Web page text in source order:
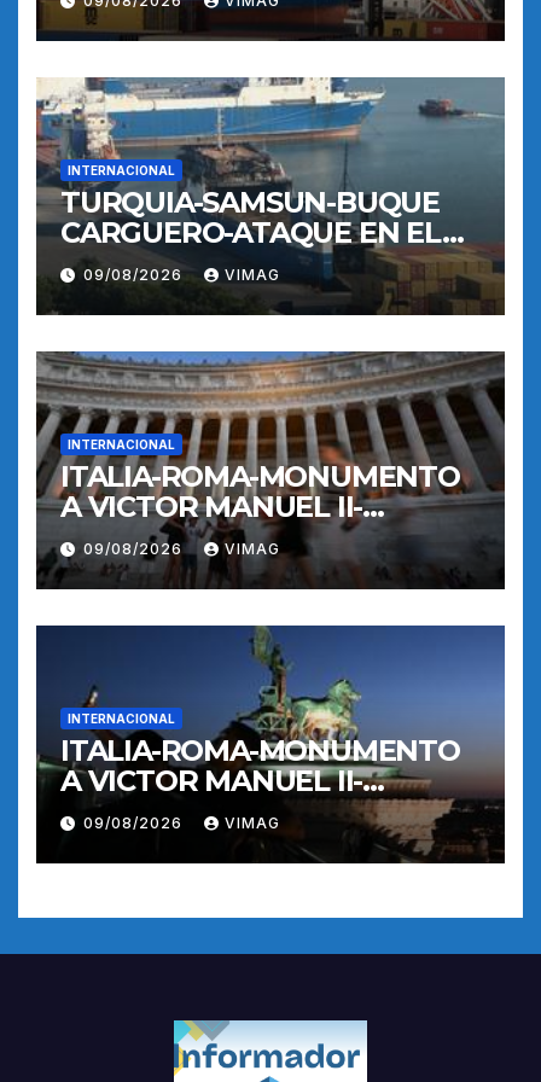
INTERNACIONAL
TURQUIA-SAMSUN-BUQUE
CARGUERO-ATAQUE EN EL
MAR NEGRO-PUERTO
09/08/2026 VIMAG
INTERNACIONAL
ITALIA-ROMA-MONUMENTO
A VICTOR MANUEL II-
RECORRIDO NOCTURNO
09/08/2026 VIMAG
INTERNACIONAL
ITALIA-ROMA-MONUMENTO
A VICTOR MANUEL II-
RECORRIDO NOCTURNO
09/08/2026 VIMAG